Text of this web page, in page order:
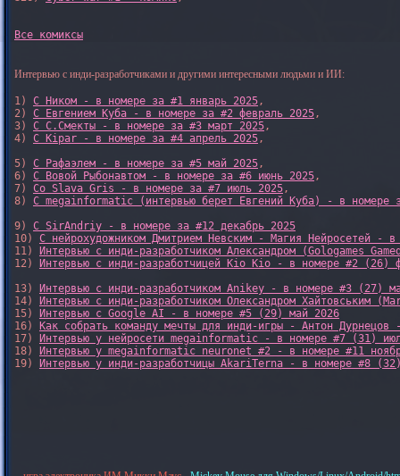
Все комиксы
Интервью с инди-разработчиками и другими интересными людьми и ИИ:
1) С Ником - в номере за #1 январь 2025,
2) С Евгением Куба - в номере за #2 февраль 2025,
3) С С.Смекты - в номере за #3 март 2025,
4) С Kipar - в номере за #4 апрель 2025,
5) С Рафаэлем - в номере за #5 май 2025,
6) С Вовой Рыбонавтом - в номере за #6 июнь 2025,
7) Со Slava Gris - в номере за #7 июль 2025,
8) С megainformatic (интервью берет Евгений Куба) - в номере
9) С SirAndriy - в номере за #12 декабрь 2025
10) С нейрохудожником Дмитрием Невским - Магия Нейросетей -
11)
Интервью с инди-разработчиком Александром (Gologames
12)
Интервью с инди-разработчицей Kio Kio - в номере #2 (26)
13)
Интервью с инди-разработчиком Anikey - в номере #3 (27)
14)
Интервью с инди-разработчиком Олександром Хайтовським
15)
Интервью с Google AI - в номере #5 (29) май 2026
16)
Как собрать команду мечты для инди-игры - Антон
17)
Интервью у нейросети megainformatic - в номере #7 (31)
18)
Интервью у megainformatic neuronet #2 - в номере #11
19)
Интервью у инди-разработчицы AkariTerna - в номере #8